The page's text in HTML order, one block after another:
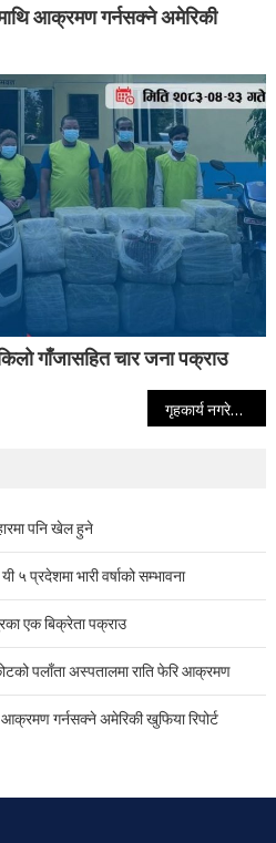
आक्रमण गर्नसक्ने अमेरिकी
गाँजासहित चार जना पक्राउ
गृहकार्य नगरेको भन्दै कुट्दा विद्यार्थीको आँखामा गम्भीर चोट
पनि खेल हुने
प्रदेशमा भारी वर्षाको सम्भावना
एक बिक्रेता पक्राउ
पलाँता अस्पतालमा राति फेरि आक्रमण
गर्नसक्ने अमेरिकी खुफिया रिपोर्ट